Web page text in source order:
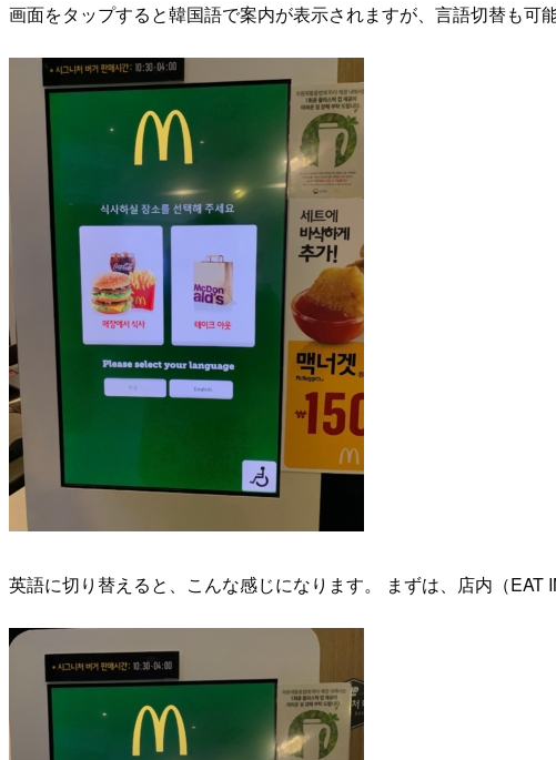
画面をタップすると韓国語で案内が表示されますが、言語切替も可
英語に切り替えると、こんな感じになります。 まずは、店内（